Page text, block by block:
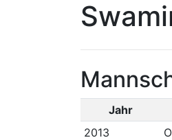
Jahr
2013